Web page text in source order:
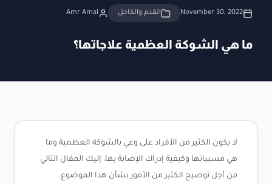
November 30, 2022 القدم والكاحل Amr Amal
ما هي الشوكة العظمية علاجاتها؟
لا يكون الكثير من الأفراد على وعي بالشوكة العظمية وما
هي مسبباتها وكيفية إدراك الإصابة بها، إليك المقال التالي
من أجل توضيح الكثير من الأمور بشأن هذا الموضوع.